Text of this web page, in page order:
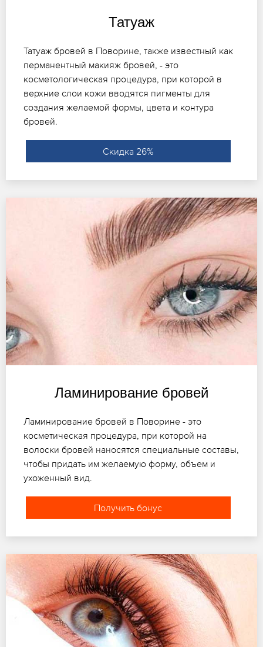
Татуаж
Татуаж бровей в Поворине, также известный как
перманентный макияж бровей, - это
косметологическая процедура, при которой в
верхние слои кожи вводятся пигменты для
создания желаемой формы, цвета и контура
бровей.
Скидка 26%
Ламинирование бровей
Ламинирование бровей в Поворине - это
косметическая процедура, при которой на
волоски бровей наносятся специальные составы,
чтобы придать им желаемую форму, объем и
ухоженный вид.
Получить бонус